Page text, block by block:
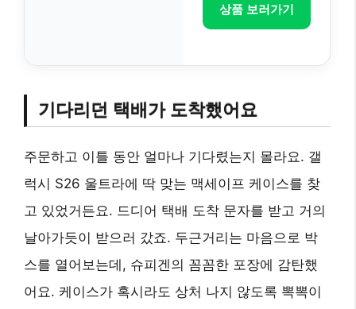
상품 보러가기
기다리던 택배가 도착했어요
주문하고 이틀 동안 얼마나 기다렸는지 몰라요. 갤
럭시 S26 울트라에 딱 맞는 맥세이프 케이스를 찾
고 있었거든요. 드디어 택배 도착 문자를 받고 거의
날아가듯이 받으러 갔죠. 두근거리는 마음으로 박
스를 열어보는데, 슈피겐의 꼼꼼한 포장에 감탄했
어요. 케이스가 혹시라도 상처 나지 않도록 뽁뽁이